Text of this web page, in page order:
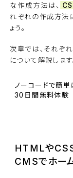
な作成方法は、
れぞれの作成方法
ょう。
次章では、それぞ
について解説します
ノーコードで簡
30日間無料体験
HTMLや
CMSでホー